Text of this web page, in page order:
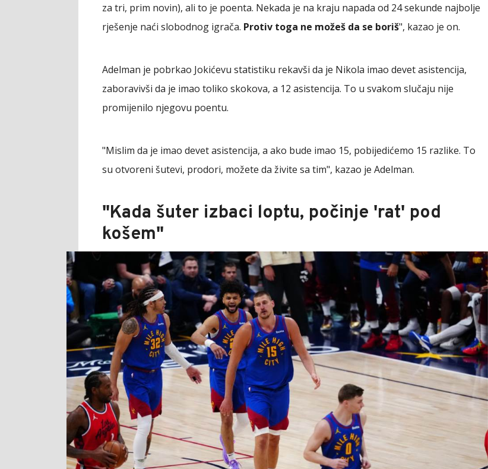
za tri, prim novin), ali to je poenta. Nekada je na kraju napada od 24 sekunde najbolje
rješenje naći slobodnog igrača. Protiv toga ne možeš da se boriš", kazao je on.
Adelman je pobrkao Jokićevu statistiku rekavši da je Nikola imao devet asistencija,
zaboravivši da je imao toliko skokova, a 12 asistencija. To u svakom slučaju nije
promijenilo njegovu poentu.
"Mislim da je imao devet asistencija, a ako bude imao 15, pobijedićemo 15 razlike. To
su otvoreni šutevi, prodori, možete da živite sa tim", kazao je Adelman.
"Kada šuter izbaci loptu, počinje 'rat' pod
košem"